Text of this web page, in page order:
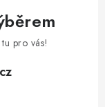
pro vás!